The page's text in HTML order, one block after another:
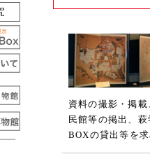
資料の撮影・掲
民館等の掲出、
BOXの貸出等を